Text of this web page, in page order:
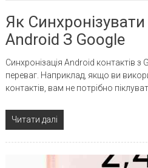
Як
Android З Google
Синхронізація Android контактів з
переваг. Наприклад, якщо ви
контактів, вам не потрібно
Читати далі